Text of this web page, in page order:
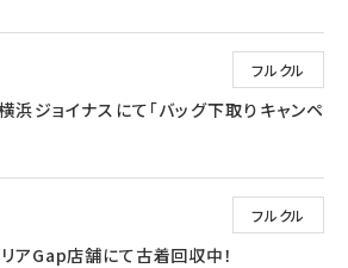
フルクル
浜ジョイナスにて「バッグ下取りキャンペ
フルクル
リアGap店舗にて古着回収中！